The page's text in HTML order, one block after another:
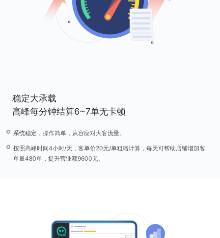
稳定大承载
高峰每分钟结算6~7单无卡顿
系统稳定，操作简单，从容应对大客流量。
按照高峰时间4小时/天，客单价20元/单粗略计算，每天可帮助店铺增加客
单量480单，提升营业额9600元。